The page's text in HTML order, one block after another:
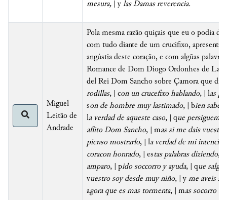
mesura, | y las Damas reverencia.
Miguel
Leitão de
Andrade
Pola mesma razão quiçais que eu o podia
com tudo diante de um crucifixo,
angústia deste coração, e com algũas
Romance de Dom Diogo Ordonhes de
del Rei Dom Sancho sobre Çamora que
rodillas, | con un crucefixo hablando, | las
son de hombre muy lastimado, | bien
la verdad de aqueste caso, | que persiguem
aflito Dom Sancho, | mas si me dais vuestra
pienso mostrarlo, | la verdad de mi intención
coracon honrado, | estas palabras diziendo, |
amparo, | pido soccorro y ayuda, | que
vuestro soy desde muy niño, | y me aveis
agora que es mas tormenta, | mas socorro